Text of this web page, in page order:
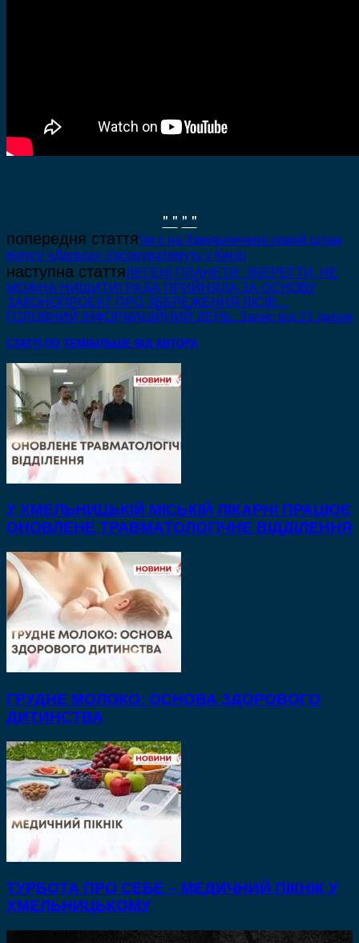
" " " "
попередня статтяЧи є на Хмельниччині новий штам
вірусу «Дельта» зꞌясовуватимуть у Києві
наступна статтяЛЕГЕНІ ПЛАНЕТИ: ЗБЕРЕГТИ, НЕ
МОЖНА НИЩИТИ! РАДА ПРИЙНЯЛА ЗА ОСНОВУ
ЗАКОНОПРОЄКТ ПРО ЗБЕРЕЖЕННЯ ЛІСІВ…
ГОЛОВНИЙ ІНФОРМАЦІЙНИЙ ДЕНЬ. Запис від 21 липня
СТАТТІ ПО ТЕМІ БІЛЬШЕ ВІД АВТОРА
У ХМЕЛЬНИЦЬКІЙ МІСЬКІЙ ЛІКАРНІ ПРАЦЮЄ
ОНОВЛЕНЕ ТРАВМАТОЛОГІЧНЕ ВІДДІЛЕННЯ
ГРУДНЕ МОЛОКО: ОСНОВА ЗДОРОВОГО
ДИТИНСТВА
ТУРБОТА ПРО СЕБЕ – МЕДИЧНИЙ ПІКНІК У
ХМЕЛЬНИЦЬКОМУ